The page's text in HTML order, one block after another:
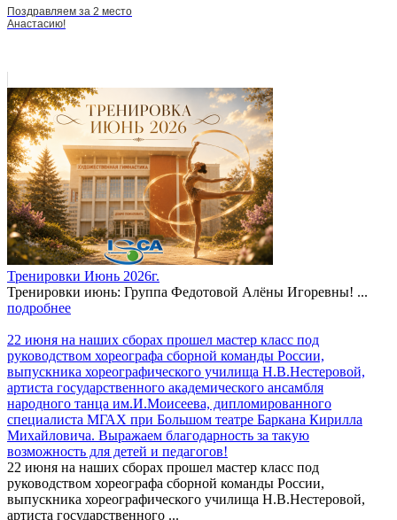
Поздравляем за 2 место
Анастасию!
Тренировки Июнь 2026г.
Тренировки июнь: Группа Федотовой Алёны Игоревны! ...
подробнее
22 июня на наших сборах прошел мастер класс под
руководством хореографа сборной команды России,
выпускника хореографического училища Н.В.Нестеровой,
артиста государственного академического ансамбля
народного танца им.И.Моисеева, дипломированного
специалиста МГАХ при Большом театре Баркана Кирилла
Михайловича. Выражаем благодарность за такую
возможность для детей и педагогов!
22 июня на наших сборах прошел мастер класс под
руководством хореографа сборной команды России,
выпускника хореографического училища Н.В.Нестеровой,
артиста государственного ...